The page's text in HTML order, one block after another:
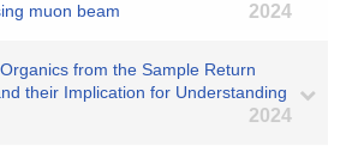
muon beam
2024
from the Sample Return
their Implication for Understanding
2024